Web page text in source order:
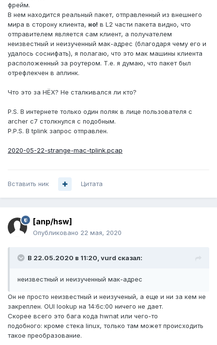
фрейм.
В нем находится реальный пакет, отправленный из внешнего
мира в сторону клиента, но! в L2 части пакета видно, что
отправителем является сам клиент, а получателем
неизвестный и неизученный мак-адрес (благодаря чему его и
удалось соснифать), я полагаю, что это мак машины клиента
расположенный за роутером. Т.е. я думаю, что пакет был
отрефлекчен в аплинк.
Что это за НЁХ? Не сталкивался ли кто?
P.S. В интернете только один поляк в лице пользователя с
archer c7 столкнулся с подобным.
P.P.S. В tplink запрос отправлен.
2020-05-22-strange-mac-tplink.pcap
Вставить ник Цитата
[anp/hsw]
Опубликовано 22 мая, 2020
В 22.05.2020 в 11:20, vurd сказал:
неизвестный и неизученный мак-адрес
Он не просто неизвестный и неизученый, а еще и ни за кем не
закреплен. OUI lookup на 14:6c:00 ничего не дает.
Скорее всего это бага кода hwnat или чего-то
подобного: кроме стека linux, только там может происходить
такое преобразование.